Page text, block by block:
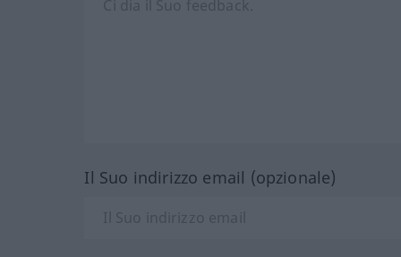
Il Suo indirizzo email (opzionale)